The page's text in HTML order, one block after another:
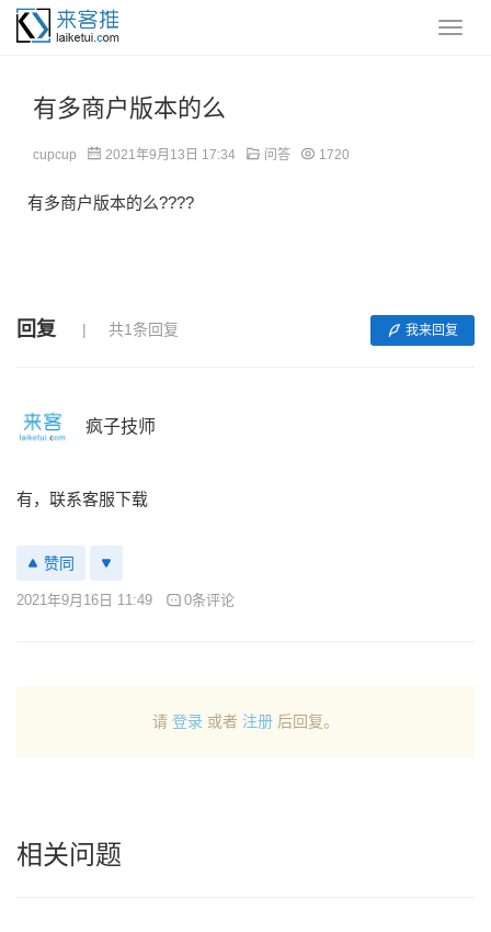
有多商户版本的么
cupcup 2021年9月13日 17:34 问答 1720
有多商户版本的么????
回复 共1条回复 我来回复
疯子技师
有，联系客服下载
赞同
2021年9月16日 11:49 0条评论
请 登录 或者 注册 后回复。
相关问题